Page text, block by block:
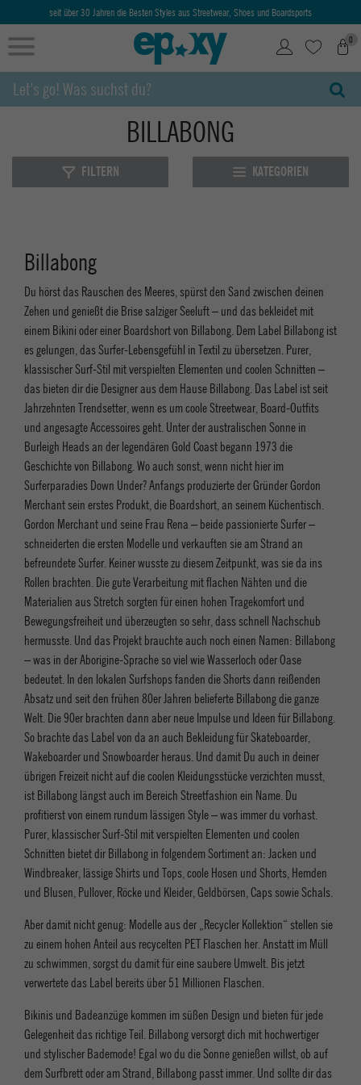
seit über 30 Jahren die Besten Styles aus Streetwear, Shoes und Boardsports
0
BILLABONG
FILTERN KATEGORIEN
Billabong
Du hörst das Rauschen des Meeres, spürst den Sand zwischen deinen
Zehen und genießt die Brise salziger Seeluft – und das bekleidet mit
einem Bikini oder einer Boardshort von Billabong. Dem Label Billabong ist
es gelungen, das Surfer-Lebensgefühl in Textil zu übersetzen. Purer,
klassischer Surf-Stil mit verspielten Elementen und coolen Schnitten –
das bieten dir die Designer aus dem Hause Billabong. Das Label ist seit
Jahrzehnten Trendsetter, wenn es um coole Streetwear, Board-Outfits
und angesagte Accessoires geht. Unter der australischen Sonne in
Burleigh Heads an der legendären Gold Coast begann 1973 die
Geschichte von Billabong. Wo auch sonst, wenn nicht hier im
Surferparadies Down Under? Anfangs produzierte der Gründer Gordon
Merchant sein erstes Produkt, die Boardshort, an seinem Küchentisch.
Gordon Merchant und seine Frau Rena – beide passionierte Surfer –
schneiderten die ersten Modelle und verkauften sie am Strand an
befreundete Surfer. Keiner wusste zu diesem Zeitpunkt, was sie da ins
Rollen brachten. Die gute Verarbeitung mit flachen Nähten und die
Materialien aus Stretch sorgten für einen hohen Tragekomfort und
Bewegungsfreiheit und überzeugten so sehr, dass schnell Nachschub
hermusste. Und das Projekt brauchte auch noch einen Namen: Billabong
– was in der Aborigine-Sprache so viel wie Wasserloch oder Oase
bedeutet. In den lokalen Surfshops fanden die Shorts dann reißenden
Absatz und seit den frühen 80er Jahren belieferte Billabong die ganze
Welt. Die 90er brachten dann aber neue Impulse und Ideen für Billabong.
So brachte das Label von da an auch Bekleidung für Skateboarder,
Wakeboarder und Snowboarder heraus. Und damit Du auch in deiner
übrigen Freizeit nicht auf die coolen Kleidungsstücke verzichten musst,
ist Billabong längst auch im Bereich Streetfashion ein Name. Du
profitierst von einem rundum lässigen Style – was immer du vorhast.
Purer, klassischer Surf-Stil mit verspielten Elementen und coolen
Schnitten bietet dir Billabong in folgendem Sortiment an: Jacken und
Windbreaker, lässige Shirts und Tops, coole Hosen und Shorts, Hemden
und Blusen, Pullover, Röcke und Kleider, Geldbörsen, Caps sowie Schals.
Aber damit nicht genug: Modelle aus der „Recycler Kollektion“ stellen sie
zu einem hohen Anteil aus recycelten PET Flaschen her. Anstatt im Müll
zu schwimmen, sorgst du damit für eine saubere Umwelt. Bis jetzt
verwertete das Label bereits über 51 Millionen Flaschen.
Bikinis und Badeanzüge kommen im süßen Design und bieten für jede
Gelegenheit das richtige Teil. Billabong versorgt dich mit hochwertiger
und stylischer Bademode! Egal wo du die Sonne genießen willst, ob auf
dem Surfbrett oder am Strand, Billabong passt immer. Und sollte dir das